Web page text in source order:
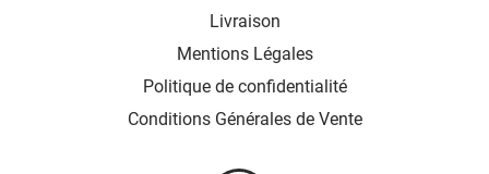
Livraison
Mentions Légales
Politique de confidentialité
Conditions Générales de Vente